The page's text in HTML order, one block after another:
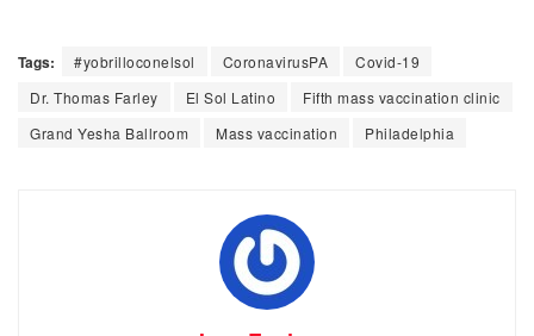
Tags: #yobrilloconelsol CoronavirusPA
Covid-19
Dr. Thomas Farley
El Sol Latino
Fifth mass vaccination clinic
Grand Yesha Ballroom
Mass vaccination Philadelphia